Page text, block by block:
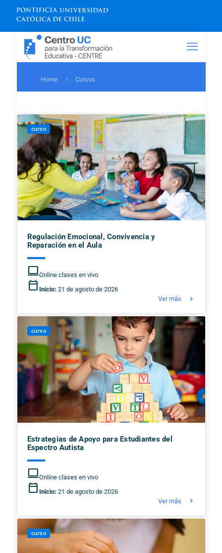
Home Cursos
curso
Regulación Emocional, Convivencia y
Reparación en el Aula
computerOnline clases en vivo
calendar_today Inicio: 21 de agosto de 2026
Ver más
keyboard_arrow_right
curso
Estrategias de Apoyo para Estudiantes del
Espectro Autista
computerOnline clases en vivo
calendar_today Inicio: 21 de agosto de 2026
Ver más
keyboard_arrow_right
curso